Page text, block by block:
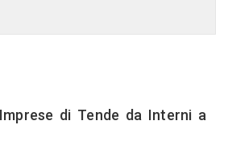
di Tende da Interni a